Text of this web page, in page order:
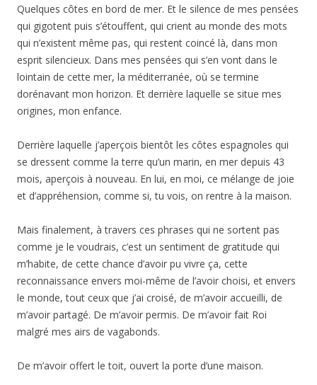
Quelques côtes en bord de mer. Et le silence de mes pensées
qui gigotent puis s’étouffent, qui crient au monde des mots
qui n’existent même pas, qui restent coincé là, dans mon
esprit silencieux. Dans mes pensées qui s’en vont dans le
lointain de cette mer, la méditerranée, où se termine
dorénavant mon horizon. Et derrière laquelle se situe mes
origines, mon enfance.
Derrière laquelle j’aperçois bientôt les côtes espagnoles qui
se dressent comme la terre qu’un marin, en mer depuis 43
mois, aperçois à nouveau. En lui, en moi, ce mélange de joie
et d’appréhension, comme si, tu vois, on rentre à la maison.
Mais finalement, à travers ces phrases qui ne sortent pas
comme je le voudrais, c’est un sentiment de gratitude qui
m’habite, de cette chance d’avoir pu vivre ça, cette
reconnaissance envers moi-même de l’avoir choisi, et envers
le monde, tout ceux que j’ai croisé, de m’avoir accueilli, de
m’avoir partagé. De m’avoir permis. De m’avoir fait Roi
malgré mes airs de vagabonds.
De m’avoir offert le toit, ouvert la porte d’une maison.